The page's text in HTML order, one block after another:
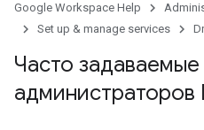
Google Workspace Help
Set up & manage services
Часто
администраторов